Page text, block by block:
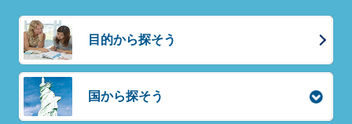
目的から探そう
国から探そう